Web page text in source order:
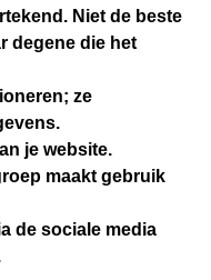
Niet de beste
degene die het
ze
je website.
maakt gebruik
de sociale media